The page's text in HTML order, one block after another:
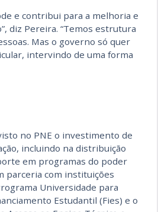
e contribui para a melhoria e
diz Pereira. “Temos estrutura
Mas o governo só quer
intervindo de uma forma
no PNE o investimento de
incluindo na distribuição
em programas do poder
parceria com instituições
Universidade para
Estudantil (Fies) e o